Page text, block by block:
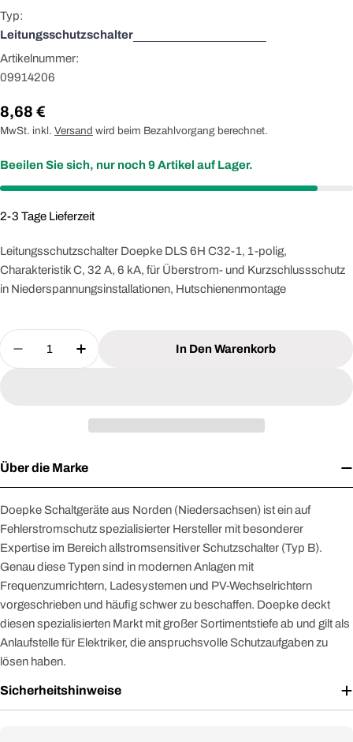
Typ:
Leitungsschutzschalter
Artikelnummer:
09914206
Regulärer
Preis
8,68 €
MwSt. inkl. Versand wird beim Bezahlvorgang berechnet.
Beeilen Sie sich, nur noch9Artikel auf Lager.
2-3 Tage Lieferzeit
Leitungsschutzschalter Doepke DLS 6H C32-1, 1-polig,
Charakteristik C, 32 A, 6 kA, für Überstrom- und Kurzschlussschutz
in Niederspannungsinstallationen, Hutschienenmontage
Menge
Menge Für DOEPKE 09914206
Menge Für DOEPKE 09914206
In Den Warenkorb
Über die Marke
Doepke Schaltgeräte aus Norden (Niedersachsen) ist ein auf
Fehlerstromschutz spezialisierter Hersteller mit besonderer
Expertise im Bereich allstromsensitiver Schutzschalter (Typ B).
Genau diese Typen sind in modernen Anlagen mit
Frequenzumrichtern, Ladesystemen und PV-Wechselrichtern
vorgeschrieben und häufig schwer zu beschaffen. Doepke deckt
diesen spezialisierten Markt mit großer Sortimentstiefe ab und gilt als
Anlaufstelle für Elektriker, die anspruchsvolle Schutzaufgaben zu
lösen haben.
Sicherheitshinweise